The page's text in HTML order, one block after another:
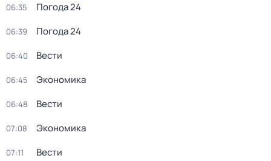
06:35 Погода 24
06:39 Погода 24
06:40 Вести
06:45 Экономика
06:48 Вести
07:08 Экономика
07:11 Вести